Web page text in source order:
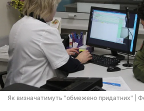
Як визначатимуть "обмежено придатних" |